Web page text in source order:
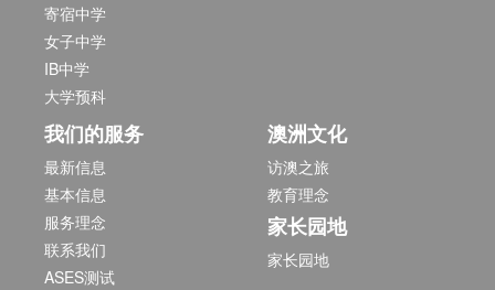
寄宿中学
女子中学
IB中学
大学预科
我们的服务
最新信息
基本信息
服务理念
联系我们
ASES测试
澳洲文化
访澳之旅
教育理念
家长园地
家长园地